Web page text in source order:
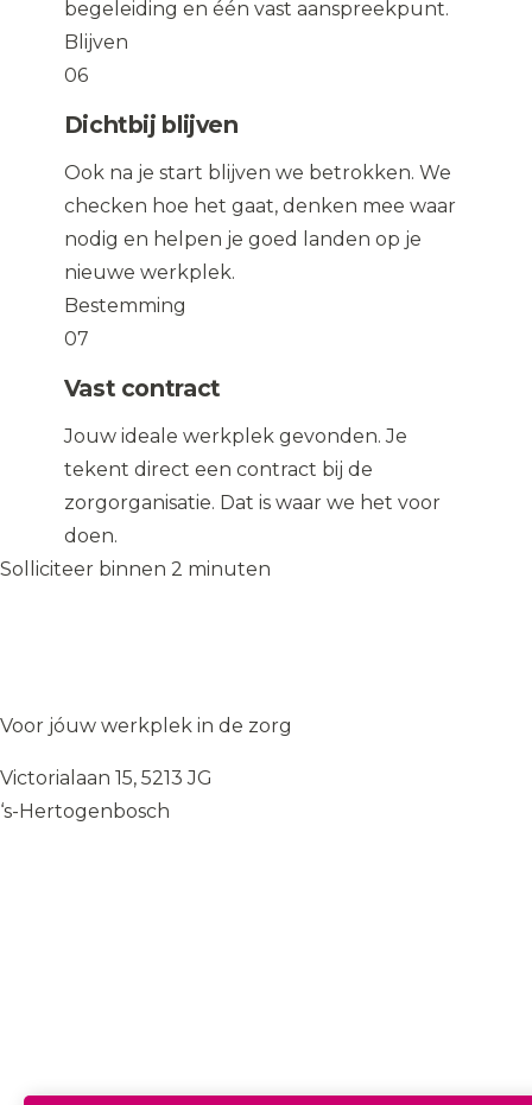
begeleiding en één vast aanspreekpunt.
Blijven
06
Dichtbij blijven
Ook na je start blijven we betrokken. We
checken hoe het gaat, denken mee waar
nodig en helpen je goed landen op je
nieuwe werkplek.
Bestemming
07
Vast contract
Jouw ideale werkplek gevonden. Je
tekent direct een contract bij de
zorgorganisatie. Dat is waar we het voor
doen.
Solliciteer binnen 2 minuten
Voor jóuw werkplek in de zorg
Victorialaan 15, 5213 JG
‘s-Hertogenbosch